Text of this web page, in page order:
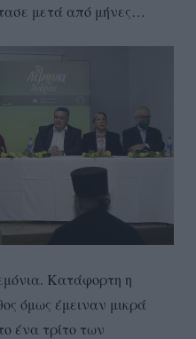
μετά από μήνες…
Κατάφορτη η
όμως έμειναν μικρά
ένα τρίτο των